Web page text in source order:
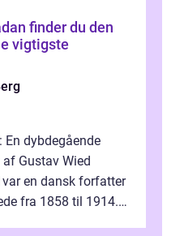
vigtigste
En dybdegående
Gustav Wied
en dansk forfatter
fra 1858 til 1914.